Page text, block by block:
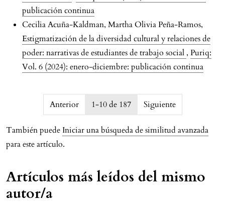
publicación continua
Cecilia Acuña-Kaldman, Martha Olivia Peña-Ramos,
Estigmatización de la diversidad cultural y relaciones de
poder: narrativas de estudiantes de trabajo social , Puriq:
Vol. 6 (2024): enero-diciembre: publicación continua
issue.pagination6a763d172f990
Anterior 1-10 de 187 Siguiente
También puede Iniciar una búsqueda de similitud avanzada
para este artículo.
Artículos más leídos del mismo
autor/a